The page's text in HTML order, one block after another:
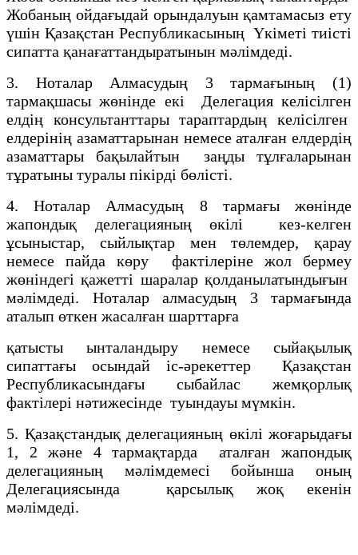
Жобаның ойдағыдай орындалуын қамтамасыз ету
үшiн Қазақстан Республикасының Үкiметi тиiстi
сипатта қанағаттандыратынын мәлiмдедi.
3. Ноталар Алмасудың 3 тармағының (1)
тармақшасы жөнiнде екі Делегация келiсiлген
елдiң консультанттары тараптардың келiсілген
елдерiнiң азаматтарынан немесе аталған елдердiң
азаматтары бақылайтын заңды тұлғаларынан
тұратыны туралы пiкiрдi бөлiстi.
4. Ноталар Алмасудың 8 тармағы жөнiнде
жапондық делегацияның өкілі кез-келген
ұсыныстар, сыйлықтар мен төлемдер, қарау
немесе пайда көру фактілерiне жол бермеу
жөнiндегi қажеттi шаралар қолданылатындығын
мәлімдеді. Ноталар алмасудың 3 тармағында
аталып өткен жасалған шарттарға
қатысты ынталандыру немесе сыйақылық
сипаттағы осындай іс-әрекеттер Қазақстан
Республикасындағы сыбайлас жемқорлық
фактілері нәтижесінде туындауы мүмкін.
5. Қазақстандық делегацияның өкілі жоғарыдағы
1, 2 және 4 тармақтарда аталған жапондық
делегацияның мәлімдемесі бойынша оның
Делегациясында қарсылық жоқ екенін
мәлімдеді.